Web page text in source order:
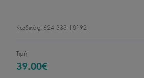
Κωδικός: 624-333-18192
Τιμή
39.00€